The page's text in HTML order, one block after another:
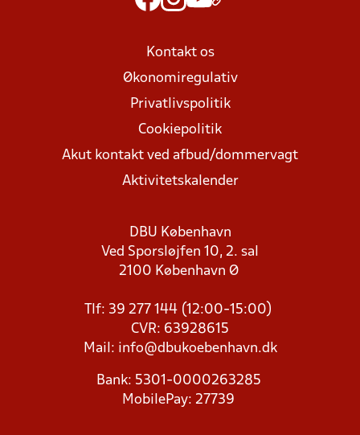
Kontakt os
Økonomiregulativ
Privatlivspolitik
Cookiepolitik
Akut kontakt ved afbud/dommervagt
Aktivitetskalender
DBU København
Ved Sporsløjfen 10, 2. sal
2100 København Ø
Tlf: 39 277 144 (12:00-15:00)
CVR: 63928615
Mail: info@dbukoebenhavn.dk
Bank: 5301-0000263285
MobilePay: 27739